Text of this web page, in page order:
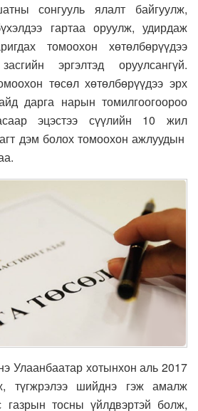
сонгууль ялалт байгуулж,
гартаа оруулж, удирдаж
томоохон хөтөлбөрүүдээ
эргэлтэд оруулсангүй.
төсөл хөтөлбөрүүдээ эрх
дарга нарын томилгоогоороо
эцэстээ сүүлийн 10 жил
дэм болох томоохон ажлуудын
хотынхон аль 2017
түгжрэлээ шийднэ гэж амалж
тосны үйлдвэртэй болж,